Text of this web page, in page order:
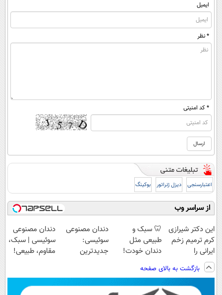
ایمیل
* نظر
* کد امنیتی
اعتبارسنجی دیزل ژنراتور بوکینگ
از سراسر وب
این دکتر شیرازی
کرم ترمیم زخم
ایرانی را
ساخت!!!
🦷 سبک و
طبیعی مثل
دندان خودت!
پرداخت اقساطی
💳 📍 تهران
دندان مصنوعی
سوئیسی:
جدیدترین
پرداخت قسطی
دندان مصنوعی
سوئیسی | سبک،
مقاوم، طبیعی!
اقساطی😍
بازگشت به بالای صفحه